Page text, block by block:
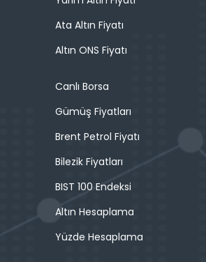
Ata Altın Fiyatı
Altın ONS Fiyatı
Canlı Borsa
Gümüş Fiyatları
Brent Petrol Fiyatı
Bilezik Fiyatları
BIST 100 Endeksi
Altın Hesaplama
Yüzde Hesaplama